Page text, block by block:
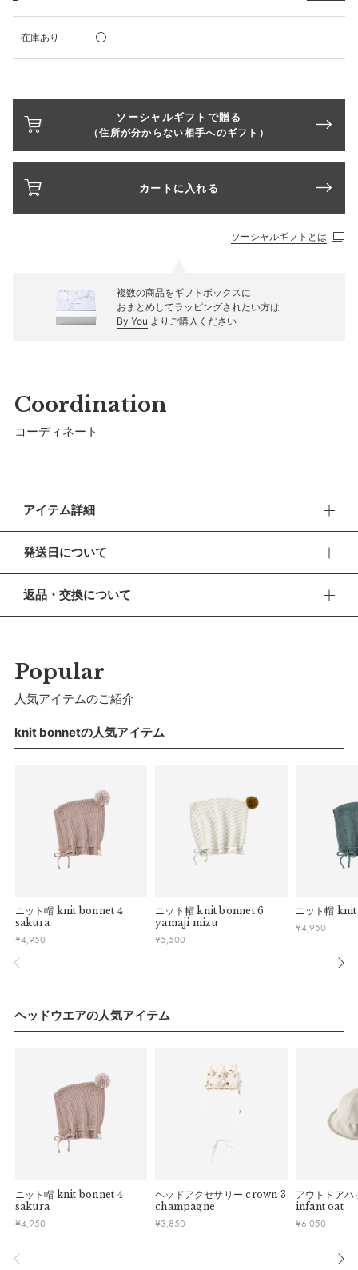
在庫あり
ソーシャルギフトで贈る
（住所が分からない相手へのギフト）
カートに入れる
ソーシャルギフトとは
複数の商品をギフトボックスに
おまとめしてラッピングされたい方は
By You よりご購入ください
Coordination
コーディネート
アイテム詳細
日本が世界に誇るホールガーメント製法を用い、縫い目がなく
最高の肌触りです。
和食器の白磁をイメージさせるユニセックスなカラーは、どん
わせれば、スペシャルな冬のスタイルが完成です。
冬の寒さ対策にはもちろん、シーズナルギフトにもおすすめで
す。
サイズ
b）幅：21cm
推奨年齢：3ヶ月〜2歳
帽子本体：綿100%
アクリル60%、羊毛40%
発送日について
休業期間 2026年8月13日(木) 〜 16日(日)
おります。
【お問い合わせ・発送の再開について】
休業中にいただいたお問い合わせやご注文につきましては、翌
営業日より順次対応させていただきます。
※ 夏季休業のご案内
■ 出荷について
午前9時までのご注文は、【営業日から当日】の発送となりま
■ ご注意
・土日祝日および当社長期休業日（年末年始・ゴールデンウィ
・ご注文内容に確認すべき内容がある場合については発送日が
遅れる可能性があるため、あらかじめご了承ください。
返品・交換について
ずご連絡ください。
■ お客様都合による返品・交換
ります。
弊社で負担いたします。
■ ご注意
・初期不良、商品間違いなどによる返品の場合でも、長期経過
している場合お断りさせていただきます。
きかねますのでご了承お願いします。
・ご不明点などございましたらお気軽にお問い合わせくださ
Popular
人気アイテムのご紹介
knit bonnetの人気アイテム
ニット帽 knit bonnet 4
sakura
¥4,950
ニット帽 knit bonnet 6
yamaji mizu
¥5,500
ニット帽 knit
¥4,950
ヘッドウエアの人気アイテム
ニット帽 knit bonnet 4
sakura
¥4,950
ヘッドアクセサリー crown 3
champagne
¥3,850
アウトドアハ
infant oat
¥6,050